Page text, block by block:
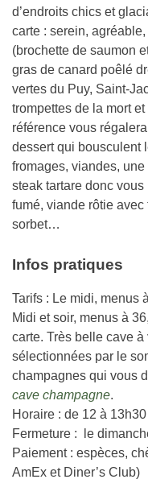
d’endroits chics et
carte : serein,
(brochette de saumon
gras de canard poêlé
vertes du Puy, Saint-
trompettes de la mort
référence vous
dessert qui bousculent
fromages, viandes,
steak tartare donc
fumé, viande rôtie
sorbet…
Infos pratiques
Tarifs : Le midi, menus
Midi et soir, menus à
carte. Très belle cave
sélectionnées par le
champagnes qui vous
cave champagne.
Horaire : de 12 à
Fermeture : le
Paiement : espèces,
AmEx et Diner’s Club)